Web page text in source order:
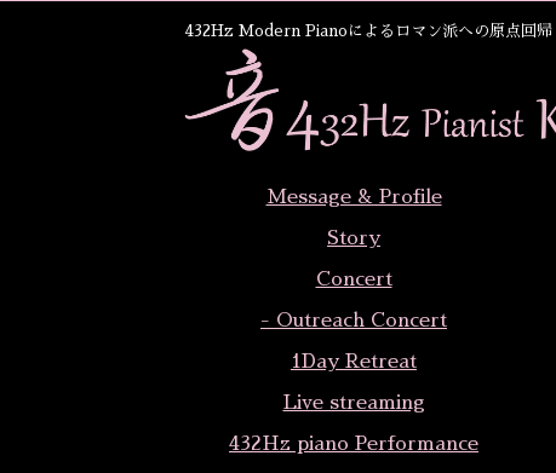
432Hz Modern Pianoによるロマン派への原点回
Message & Profile
Story
Concert
- Outreach Concert
1Day Retreat
Live streaming
432Hz piano Performance